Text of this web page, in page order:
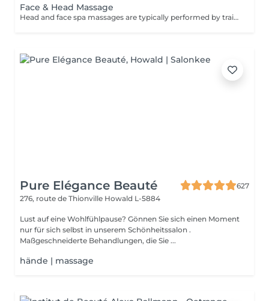
Face & Head Massage
Head and face spa massages are typically performed by trained professionals in spa or wellness centers, providing a range of benefits including deep stress relief, a refreshed and revitalized feeling, eased muscle tightness, and enhanced skin health.
Pure Elégance Beauté
627
276, route de Thionville Howald L-5884
Lust auf eine Wohlfühlpause? Gönnen Sie sich einen Moment
nur für sich selbst in unserem Schönheitssalon .
Maßgeschneiderte Behandlungen, die Sie ...
hände | massage